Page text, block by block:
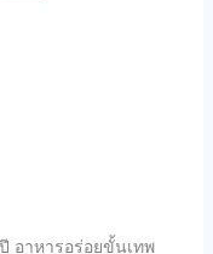
อาหารอร่อยขั้นเทพ